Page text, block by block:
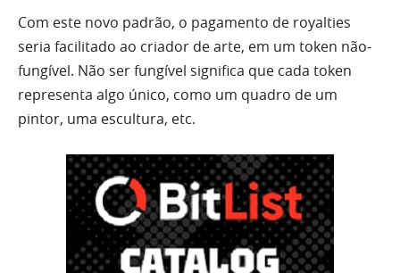
Com este novo padrão, o pagamento de royalties
seria facilitado ao criador de arte, em um token não-
fungível. Não ser fungível significa que cada token
representa algo único, como um quadro de um
pintor, uma escultura, etc.